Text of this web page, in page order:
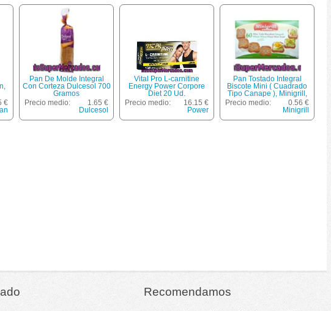
€
Pan De Molde Integral
Con Corteza Dulcesol 700
Gramos
Precio medio:
1.65 €
Dulcesol
Vital Pro L-carnitine
Energy Power Corpore
Diet 20 Ud.
Precio medio:
16.15 €
Power
Pan Tostado Integral
Biscote Mini ( Cuadrado
Tipo Canape ), Minigrill,
Caja 120 G
Precio medio:
0.56 €
Minigrill
Recomendamos